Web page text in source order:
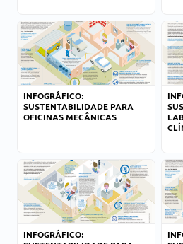
INFOGRÁFICO:
SUSTENTABILIDADE PARA
OFICINAS MECÂNICAS
INFOGRÁFICO: